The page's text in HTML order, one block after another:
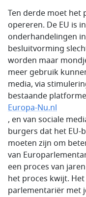
Ten derde moet
opereren. De EU is
onderhandelingen
besluitvorming
worden maar
meer gebruik
media, via
bestaande
Europa-Nu.nl
, en van sociale
burgers dat het EU-
moeten zijn om
van
een proces van
het proces kwijt.
parlementariër met